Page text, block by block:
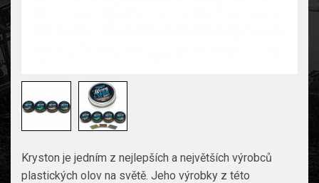
Kryston je jedním z nejlepších a největších výrobců
plastických olov na světě. Jeho výrobky z této